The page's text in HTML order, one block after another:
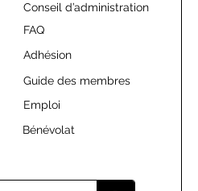
Conseil d’administration
FAQ
Adhésion
Guide des membres
Emploi
Bénévolat